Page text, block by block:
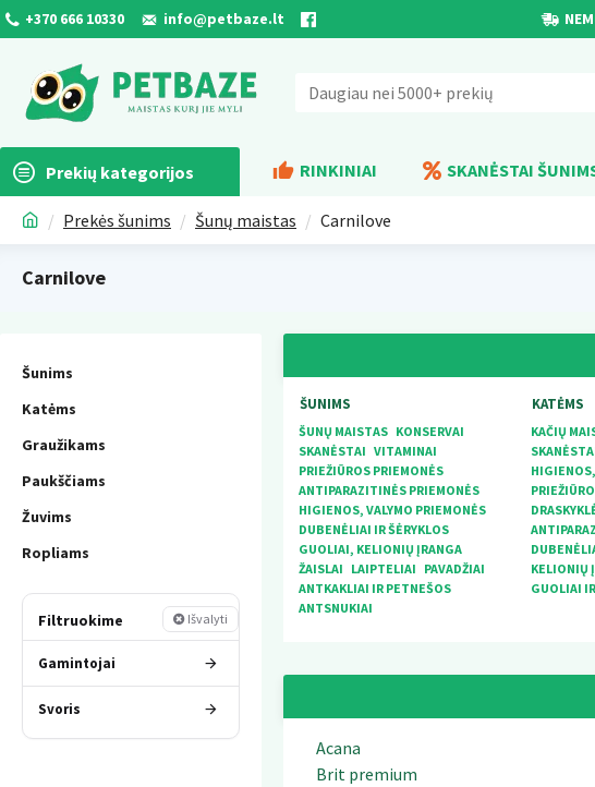
+370 666 10330 info@petbaze.lt
Prekių kategorijos RINKINIAI SKANĖSTAI
Prekės šunims Šunų maistas Carnilove
Carnilove
Šunims
Katėms
Graužikams
Paukščiams
Žuvims
Ropliams
Filtruokime Išvalyti
Gamintojai
Svoris
ŠUNIMS
ŠUNŲ MAISTAS KONSERVAI
SKANĖSTAI VITAMINAI
PRIEŽIŪROS PRIEMONĖS
ANTIPARAZITINĖS PRIEMONĖS
HIGIENOS, VALYMO PRIEMONĖS
DUBENĖLIAI IR ŠĖRYKLOS
GUOLIAI, KELIONIŲ ĮRANGA
ŽAISLAI LAIPTELIAI PAVADŽIAI
ANTKAKLIAI IR PETNEŠOS
ANTSNUKIAI
KATĖMS
KAČIŲ
KELIONIŲ
GUOLIAI
Acana
Brit premium